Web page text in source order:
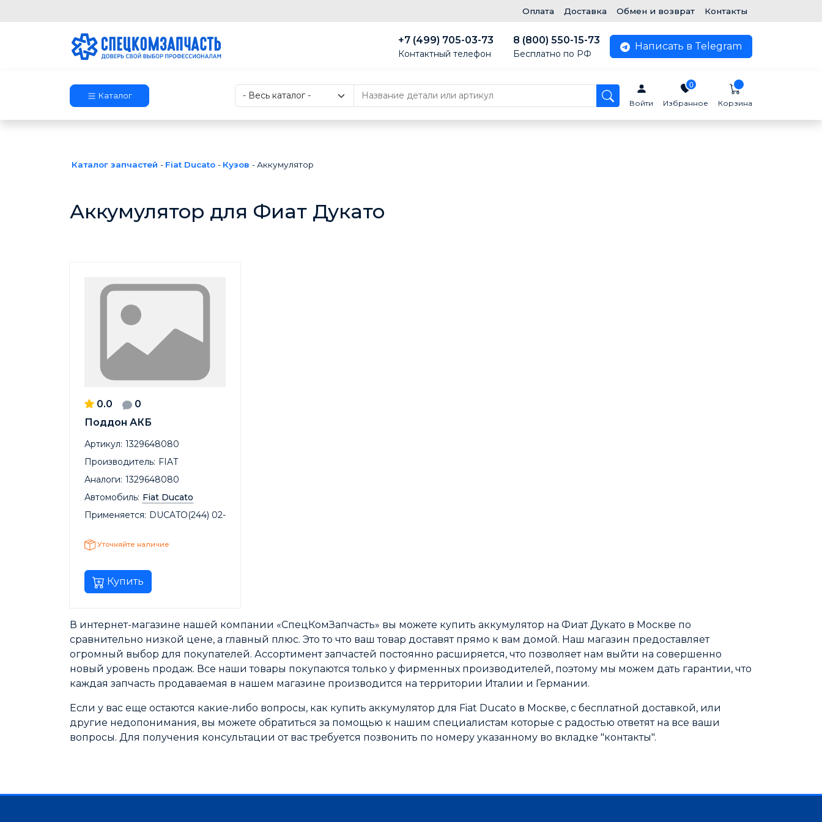
Оплата Доставка Обмен и возврат Контакты
+7 (499) 705-03-73
Контактный телефон
8 (800) 550-15-73
Бесплатно по РФ
Написать в Telegram
Каталог
Войти Избранное
0
Корзина
Каталог запчастей - Fiat Ducato - Кузов -Аккумулятор
Аккумулятор для Фиат Дукато
0.0
0
Поддон АКБ
Артикул: 1329648080
Производитель: FIAT
Аналоги: 1329648080
Автомобиль: Fiat Ducato
Применяется: DUCATO(244) 02-
Уточняйте наличие
Купить
В интернет-магазине нашей компании «СпецКомЗапчасть» вы можете купить аккумулятор на Фиат Дукато в Москве по
сравнительно низкой цене, а главный плюс. Это то что ваш товар доставят прямо к вам домой. Наш магазин предоставляет
огромный выбор для покупателей. Ассортимент запчастей постоянно расширяется, что позволяет нам выйти на совершенно
новый уровень продаж. Все наши товары покупаются только у фирменных производителей, поэтому мы можем дать гарантии, что
каждая запчасть продаваемая в нашем магазине производится на территории Италии и Германии.
Если у вас еще остаются какие-либо вопросы, как купить аккумулятор для Fiat Ducato в Москве, с бесплатной доставкой, или
другие недопонимания, вы можете обратиться за помощью к нашим специалистам которые с радостью ответят на все ваши
вопросы. Для получения консультации от вас требуется позвонить по номеру указанному во вкладке "контакты".